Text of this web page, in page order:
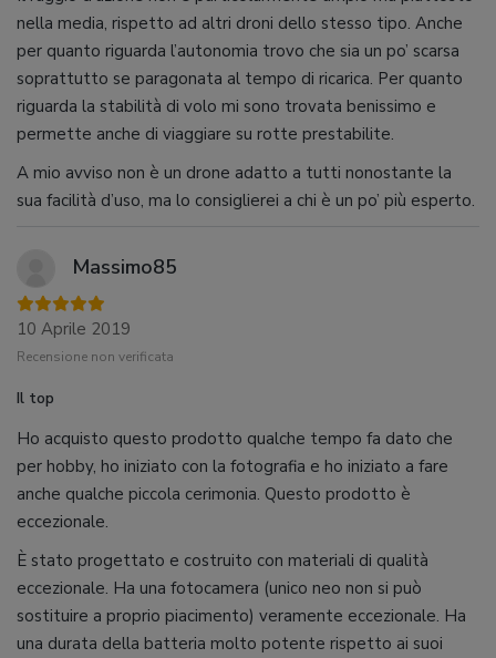
nella media, rispetto ad altri droni dello stesso tipo. Anche
per quanto riguarda l’autonomia trovo che sia un po’ scarsa
soprattutto se paragonata al tempo di ricarica. Per quanto
riguarda la stabilità di volo mi sono trovata benissimo e
permette anche di viaggiare su rotte prestabilite.
A mio avviso non è un drone adatto a tutti nonostante la
sua facilità d’uso, ma lo consiglierei a chi è un po’ più esperto.
Massimo85
10 Aprile 2019
Recensione non verificata
Il top
Ho acquisto questo prodotto qualche tempo fa dato che
per hobby, ho iniziato con la fotografia e ho iniziato a fare
anche qualche piccola cerimonia. Questo prodotto è
eccezionale.
È stato progettato e costruito con materiali di qualità
eccezionale. Ha una fotocamera (unico neo non si può
sostituire a proprio piacimento) veramente eccezionale. Ha
una durata della batteria molto potente rispetto ai suoi